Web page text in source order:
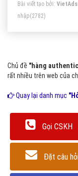
Bài viết tạo bởi: VietAds
nhập(2782)
Chủ đề "hàng
rất nhiều trên web của
Quay lại danh mục
Gọi CSKH
Đặt câu